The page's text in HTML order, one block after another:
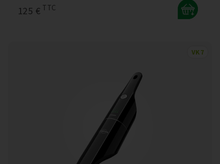
125 € TTC
+
VK7